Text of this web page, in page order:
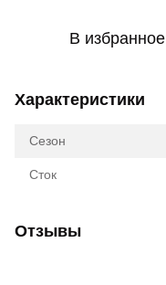
В избранное
Характеристики
Сезон
Сток
Отзывы